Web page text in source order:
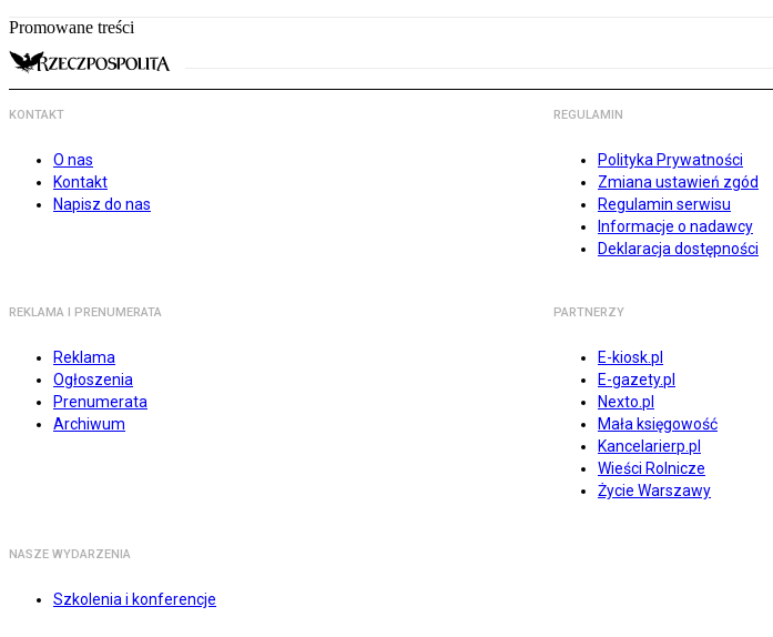
Promowane treści
KONTAKT
O nas
Kontakt
Napisz do nas
REGULAMIN
Polityka Prywatności
Zmiana ustawień zgód
Regulamin serwisu
Informacje o nadawcy
Deklaracja dostępności
REKLAMA I PRENUMERATA
Reklama
Ogłoszenia
Prenumerata
Archiwum
PARTNERZY
E-kiosk.pl
E-gazety.pl
Nexto.pl
Mała księgowość
Kancelarierp.pl
Wieści Rolnicze
Życie Warszawy
NASZE WYDARZENIA
Szkolenia i konferencje